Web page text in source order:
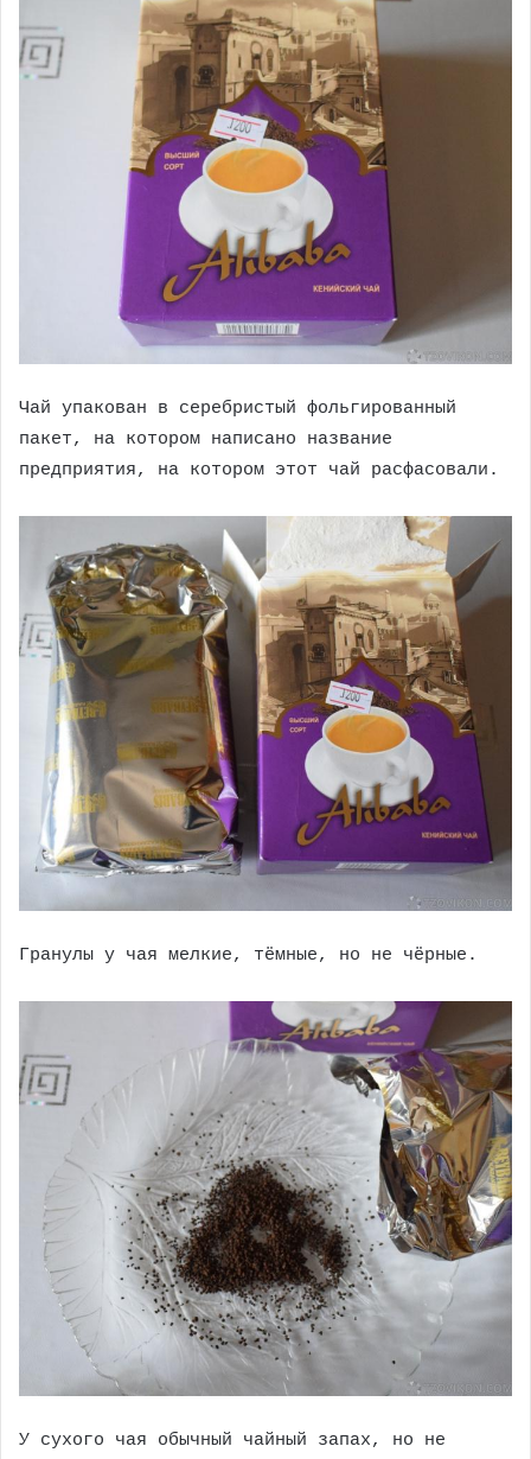
Чай упакован в серебристый фольгированный
пакет, на котором написано название
предприятия, на котором этот чай расфасовали.
Гранулы у чая мелкие, тёмные, но не чёрные.
У сухого чая обычный чайный запах, но не